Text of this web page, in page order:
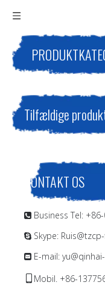
Tilfældige
KONTAKT OS
 Business Tel:
 Skype:
 E-mail:
Mobil. +86-